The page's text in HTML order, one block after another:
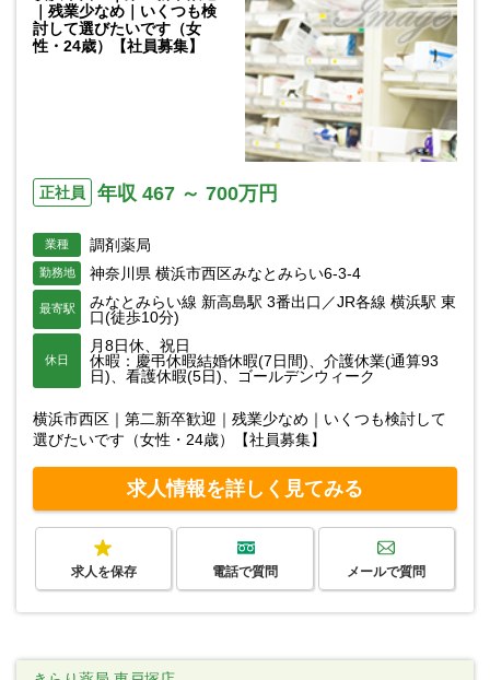
｜残業少なめ｜いくつも検
討して選びたいです（女
性・24歳）【社員募集】
正社員 年収 467 ～ 700万円
業種 調剤薬局
勤務地 神奈川県 横浜市西区みなとみらい6-3-4
最寄駅
みなとみらい線 新高島駅 3番出口／JR各線 横浜駅 東
口(徒歩10分)
休日
月8日休、祝日
休暇：慶弔休暇結婚休暇(7日間)、介護休業(通算93
日)、看護休暇(5日)、ゴールデンウィーク
横浜市西区｜第二新卒歓迎｜残業少なめ｜いくつも検討して
選びたいです（女性・24歳）【社員募集】
求人情報を詳しく見てみる
求人を保存 電話で質問 メールで質問